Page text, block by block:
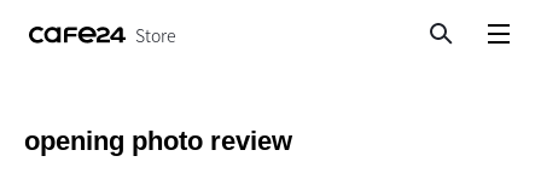
Store
opening photo review